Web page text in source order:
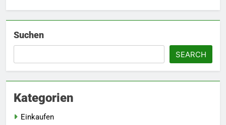
Suchen
SEARCH
Kategorien
Einkaufen
5
kaufen unbedingt achten sollten